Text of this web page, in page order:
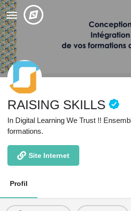
RAISING SKILLS
In Digital Learning We Trust !!
formations.
Site Internet
Profil